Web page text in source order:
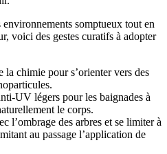
somptueux tout en
voici des gestes curatifs à adopter
la chimie pour s’orienter vers des
UV légers pour les baignades à
le corps.
l’ombrage des arbres et se limiter à
au passage l’application de